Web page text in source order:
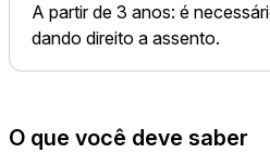
A partir de 3 anos: é
dando direito a assento.
O que você deve saber